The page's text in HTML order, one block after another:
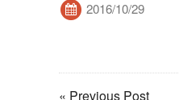
2016/10/29
« Previous Post